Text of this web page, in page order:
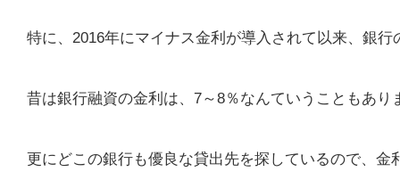
特に、2016年にマイナス金利が導入されて以来、銀
昔は銀行融資の金利は、7～8％なんていうこともあ
更にどこの銀行も優良な貸出先を探しているので、